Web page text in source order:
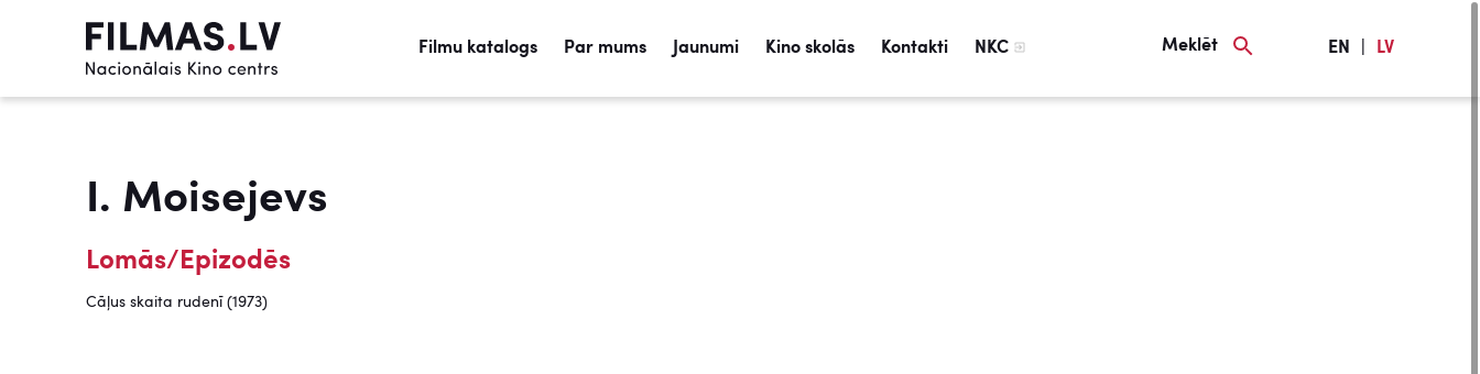
Filmu katalogs Par mums Jaunumi Kino skolās Kontakti NKC Meklēt EN LV
I. Moisejevs
Lomās/Epizodēs
Cāļus skaita rudenī (1973)